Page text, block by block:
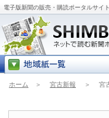
電子版新聞の販売・購読ポータルサイ
ホーム ＞ 宮古新報 ＞ 宮